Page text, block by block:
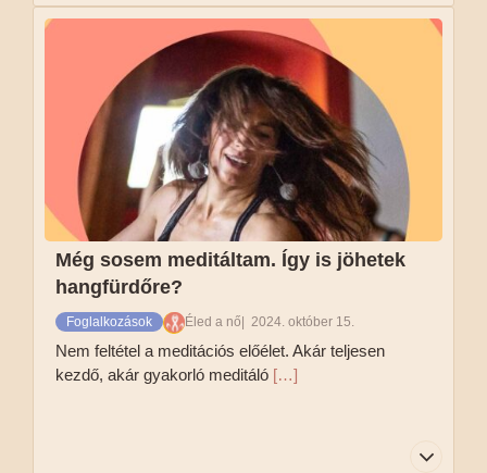
Kényelmes öltözetben legyél, amiben nyugodtan
tudsz feküdni, pihenni és amiben jól érzed
magad. Ha fázós vagy, akkor érdemes zoknit,
vagy dupla zokni venni, hogy ne fázzon a lábad.
Tovább olvasom
Még sosem meditáltam. Így is jöhetek
hangfürdőre?
Foglalkozások Éled a nő 2024. október 15.
Nem feltétel a meditációs előélet. Akár teljesen
kezdő, akár gyakorló meditáló […]